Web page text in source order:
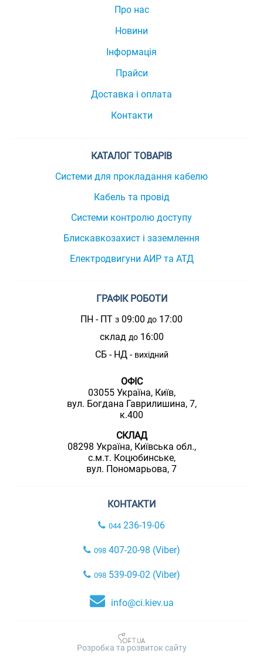
Про нас
Новини
Інформація
Прайси
Доставка і оплата
Контакти
КАТАЛОГ ТОВАРІВ
Системи для прокладання кабелю
Кабель та провід
Системи контролю доступу
Блискавкозахист і заземлення
Електродвигуни АИР та АТД
ГРАФІК РОБОТИ
ПН - ПТ з 09:00 до 17:00
склад до16:00
СБ - НД - вихідний
ОФІС
03055 Україна, Київ,
вул. Богдана Гаврилишина, 7,
к.400
СКЛАД
08298 Україна, Київська обл.,
с.м.т. Коцюбинське,
вул. Пономарьова, 7
КОНТАКТИ
044 236-19-06
098407-20-98 (Viber)
098539-09-02 (Viber)
info@ci.kiev.ua
Розробка та розвиток сайту